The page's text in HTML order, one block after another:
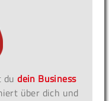
dudein Business
über dich und